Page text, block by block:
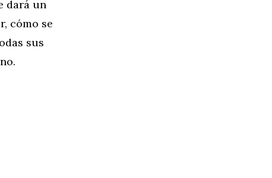
dará un
cómo se
sus